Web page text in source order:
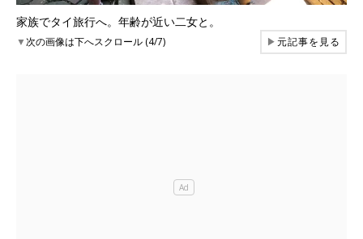
家族でタイ旅行へ。年齢が近い二女と。
▼次の画像は下へスクロール (4/7) ▶元記事を見る